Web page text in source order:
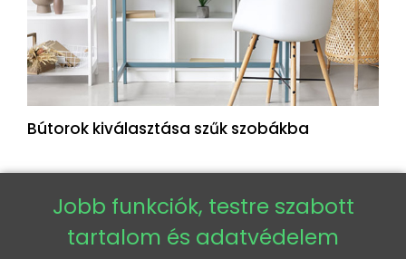
Bútorok kiválasztása szűk szobákba
Jobb funkciók, testre szabott
tartalom és adatvédelem